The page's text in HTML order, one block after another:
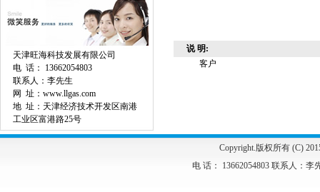
天津旺海科技发展有限公司
电 话： 13662054803
联系人：李先生
网 址：www.llgas.com
地 址：天津经济技术开发区南港
工业区富港路25号
说 明:
客户
Copyright.版权所有 (C)
电 话： 13662054803 联系人：